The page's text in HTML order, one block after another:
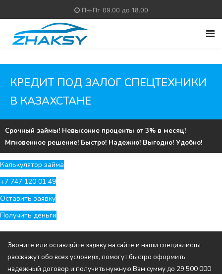
Пн-Пт 09.00 до 18.00
КРЕДИТ ПОД ЗАЛОГ СПЕЦТЕХНИКИ
В КАЗАХСТАНЕ
Срочный займы! Невысокие проценты от 3% в месяц!
Мгновенное решение! Быстро! Надежно! Выгодно! Удобно!
Калькулятор займа
+7 747 120 01 49
Оставить заявку
Получить деньги
Звоните или оставляйте заявку на сайте и наши специалисты
расскажут обо всех условиях, помогут быстро оформить
надежный договор и получить нужную Вам сумму до 29 500 000